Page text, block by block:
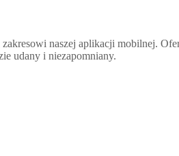
naszej aplikacji mobilnej.
udany i niezapomniany.